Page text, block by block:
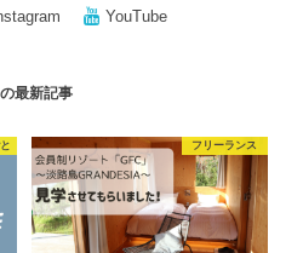
YouTube
最新記事
フリーランス